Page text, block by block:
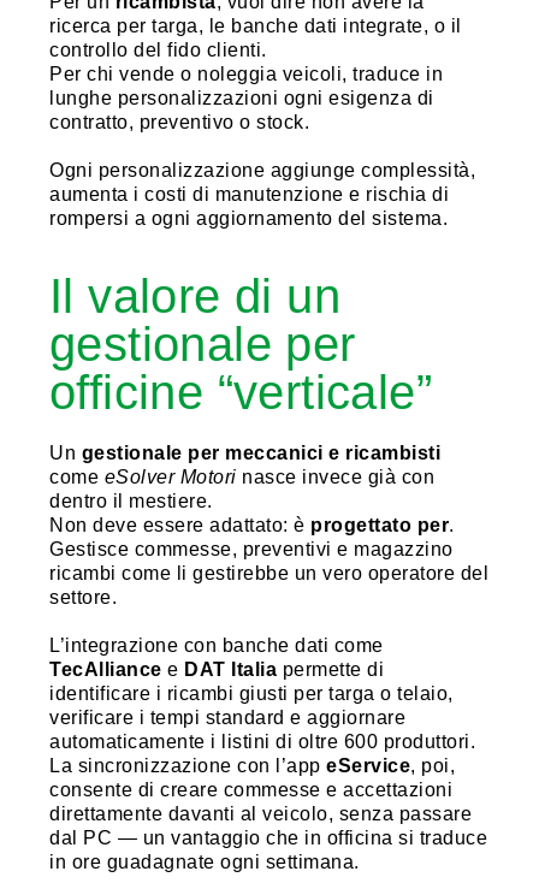
ricerca per targa, le banche dati integrate, o il
controllo del fido clienti.
Per chi vende o noleggia veicoli, traduce in
lunghe personalizzazioni ogni esigenza di
contratto, preventivo o stock.
Ogni personalizzazione aggiunge complessità,
aumenta i costi di manutenzione e rischia di
rompersi a ogni aggiornamento del sistema.
Il valore di un
gestionale per
officine “verticale”
Un gestionale per meccanici e ricambisti
come eSolver Motori nasce invece già con
dentro il mestiere.
Non deve essere adattato: è progettato per.
Gestisce commesse, preventivi e magazzino
ricambi come li gestirebbe un vero operatore del
settore.
L’integrazione con banche dati come
TecAlliance e DAT Italia permette di
identificare i ricambi giusti per targa o telaio,
verificare i tempi standard e aggiornare
automaticamente i listini di oltre 600 produttori.
La sincronizzazione con l’app eService, poi,
consente di creare commesse e accettazioni
direttamente davanti al veicolo, senza passare
dal PC — un vantaggio che in officina si traduce
in ore guadagnate ogni settimana.